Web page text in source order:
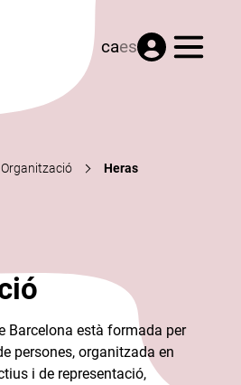
caes Menú
Organització Heras
Barcelona està formada per
persones, organitzada en
i de representació,